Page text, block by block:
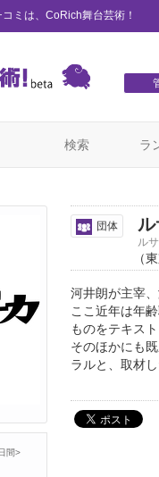
ミは、CoRich舞台芸術！
検索 ラ
間>
団体
ル
（
河井朗が主宰
ここ近年は年
ものをテキス
そのほかにも
ラルと、取材